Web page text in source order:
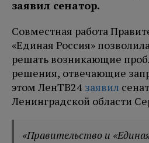
заявил сенатор.
Совместная работа
«Единая Россия»
решать возникающие
решения, отвечающие
этом ЛенТВ24 заявил
Ленинградской области
«Правительство и